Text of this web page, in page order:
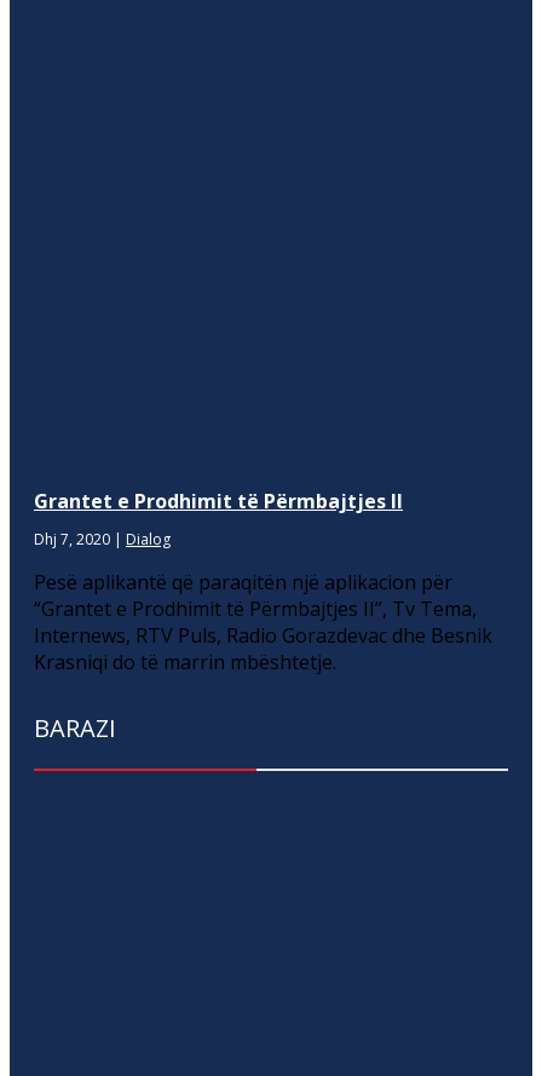
Grantet e Prodhimit të Përmbajtjes II
Dhj 7, 2020 | Dialog
Pesë aplikantë që paraqitën një aplikacion për
“Grantet e Prodhimit të Përmbajtjes II”, Tv Tema,
Internews, RTV Puls, Radio Gorazdevac dhe Besnik
Krasniqi do të marrin mbështetje.
BARAZI